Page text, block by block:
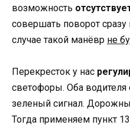
возможность
совершать поворот
случае такой манёвр не
Перекресток у нас
светофоры. Оба
зеленый сигнал.
Тогда применяем пункт